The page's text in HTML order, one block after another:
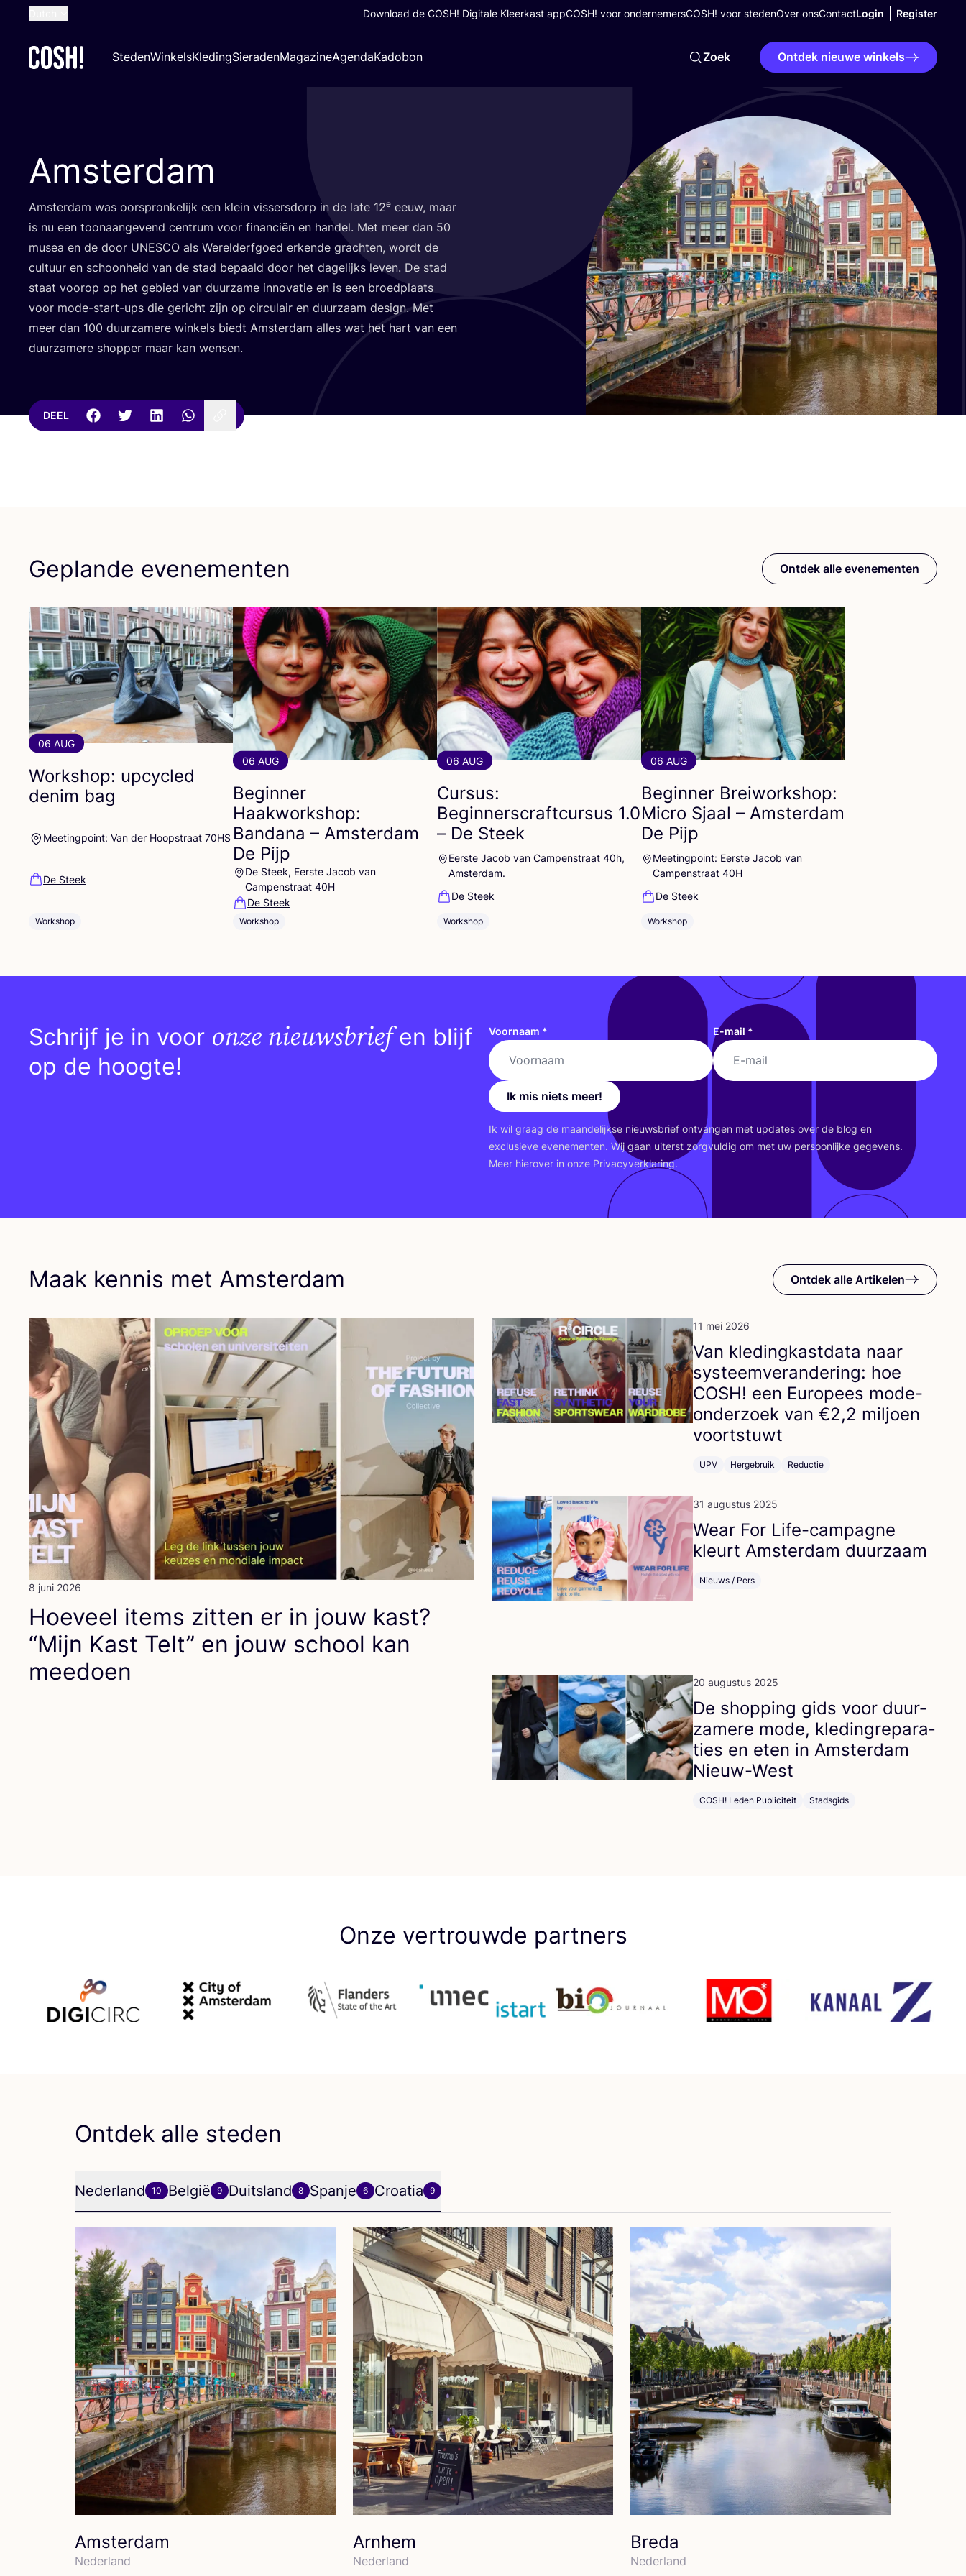
French
Download de COSH! Digitale Kleerkast appCOSH! voor ondernemersCOSH! voor stedenOver onsContactLogin Register
StedenWinkelsKledingSieradenMagazineAgendaKadobon Zoek Ontdek nieuwe winkels
Amsterdam
Amster­dam was oor­spron­ke­lijk een klein vis­sers­dorp in de late 12e eeuw, maar
is nu een toon­aan­ge­vend cen­trum voor finan­ci­ën en han­del. Met meer dan 50
musea en de door UNES­CO als Werel­derf­goed erken­de grach­ten, wordt de
cul­tuur en schoon­heid van de stad bepaald door het dage­lijks leven. De stad
staat voor­op op het gebied van duur­za­me inno­va­tie en is een broed­plaats
voor mode-start-ups die gericht zijn op cir­cu­lair en duur­zaam design. Met
meer dan 100 duur­za­me­re win­kels biedt Amster­dam alles wat het hart van een
duur­za­me­re shop­per maar kan wensen.
DEEL
Geplande evenementen
06 AUG
Workshop: upcycled
denim bag
Meetingpoint: Van der Hoopstraat 70HS
De Steek
Workshop
06 AUG
Beginner
Haakworkshop:
Bandana – Amsterdam
De Pijp
De Steek, Eerste Jacob van
Campenstraat 40H
De Steek
Workshop
06 AUG
Cursus:
Beginnerscraftcursus 1.0
– De Steek
Eerste Jacob van Campenstraat 40h,
Amsterdam.
De Steek
Workshop
06 AUG
Beginner Breiworkshop:
Micro Sjaal – Amsterdam
De Pijp
Meetingpoint: Eerste Jacob van
Campenstraat 40H
De Steek
Workshop
Ontdek alle evenementen
Schrijf je in voor onze nieuwsbriefen blijf
op de hoogte!
Voornaam * E-mail *
Ik mis niets meer!
Ik wil graag de maan­de­lijk­se nieuws­brief ont­van­gen met upda­tes over de blog en
exclu­sie­ve eve­ne­men­ten. Wij gaan uiterst zorg­vul­dig om met uw per­soon­lij­ke gege­vens.
Meer hier­over in onze Pri­va­cy­ver­kla­ring.
Maak kennis met Amsterdam
8 juni 2026
Hoe­veel items zit­ten er in jouw kast?
“Mijn Kast Telt” en jouw school kan
meedoen
11 mei 2026
Van kle­ding­kast­da­ta naar
sys­teem­ver­an­de­ring: hoe
COSH! een Euro­pees mode-
onder­zoek van €2,2 mil­joen
voortstuwt
UPV Hergebruik Reductie
31 augustus 2025
Wear For Life-cam­pag­ne
kleurt Amster­dam duurzaam
Nieuws / Pers
20 augustus 2025
De shop­ping gids voor duur­
za­me­re mode, kle­dingre­pa­ra­
ties en eten in Amster­dam
Nieuw-West
COSH! Leden Publiciteit Stadsgids
Ontdek alle Artikelen
Onze vertrouwde partners
Ontdek alle steden
Nederland 10 België 9 Duitsland 8 Spanje 6 Croatia 9
Amsterdam
Neder­land
Arnhem
Neder­land
Breda
Neder­land